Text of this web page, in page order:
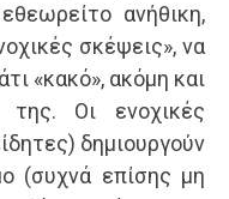
ανήθικη,
σκέψεις», να
«κακό», ακόμη και
Οι ενοχικές
δημιουργούν
(συχνά επίσης μη